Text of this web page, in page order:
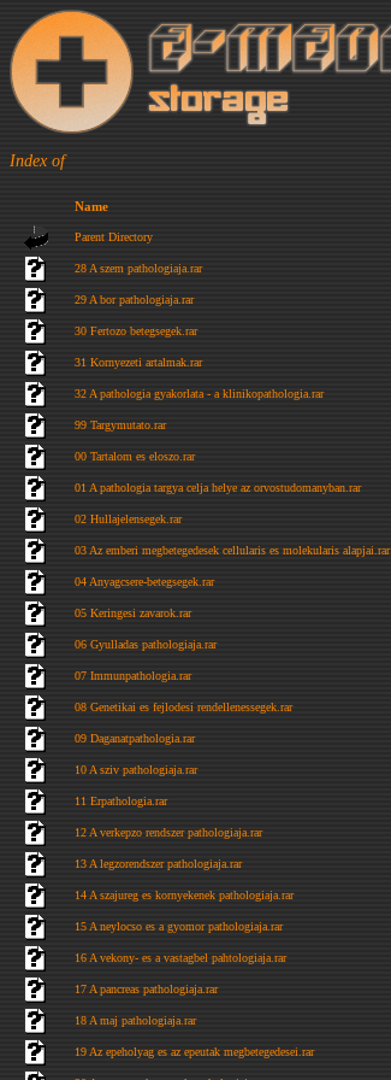
Index of
Name
Parent Directory
28 A szem pathologiaja.rar
29 A bor pathologiaja.rar
30 Fertozo betegsegek.rar
31 Kornyezeti artalmak.rar
32 A pathologia gyakorlata - a klinikopathologia.rar
99 Targymutato.rar
00 Tartalom es eloszo.rar
01 A pathologia targya celja helye az orvostudomanyban.rar
02 Hullajelensegek.rar
03 Az emberi megbetegedesek cellularis es molekularis alapjai.rar
04 Anyagcsere-betegsegek.rar
05 Keringesi zavarok.rar
06 Gyulladas pathologiaja.rar
07 Immunpathologia.rar
08 Genetikai es fejlodesi rendellenessegek.rar
09 Daganatpathologia.rar
10 A sziv pathologiaja.rar
11 Erpathologia.rar
12 A verkepzo rendszer pathologiaja.rar
13 A legzorendszer pathologiaja.rar
14 A szajureg es kornyekenek pathologiaja.rar
15 A neylocso es a gyomor pathologiaja.rar
16 A vekony- es a vastagbel pahtologiaja.rar
17 A pancreas pathologiaja.rar
18 A maj pathologiaja.rar
19 Az epeholyag es az epeutak megbetegedesei.rar